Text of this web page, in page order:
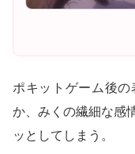
ポキットゲーム後
か、みくの繊細な感
ッとしてしまう。